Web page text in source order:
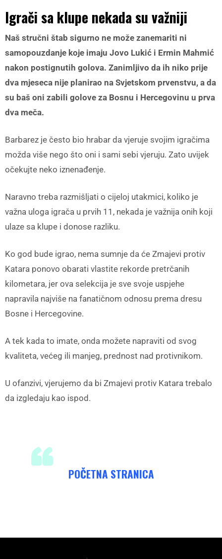
Igrači sa klupe nekada su važniji
Naš stručni štab sigurno ne može zanemariti ni
samopouzdanje koje imaju Jovo Lukić i Ermin Mahmić
nakon postignutih golova. Zanimljivo da ih niko prije
dva mjeseca nije planirao na Svjetskom prvenstvu, a da
su baš oni zabili golove za Bosnu i Hercegovinu u prva
dva meča.
Barbarez je često bio hrabar da vjeruje svojim igračima
možda više nego što oni i sami sebi vjeruju. Zato uvijek
očekujte neko iznenađenje.
Naravno treba razmišljati o cijeloj utakmici, koliko je
važna uloga igrača u prvih 11, nekada je važnija onih koji
ulaze sa klupe i donose razliku.
Ko god bude igrao, nema sumnje da će Zmajevi protiv
Katara ponovo obarati vlastite rekorde pretrčanih
kilometara, jer ova selekcija je sve svoje uspjehe
napravila najviše na fanatičnom odnosu prema dresu
Bosne i Hercegovine.
A tek kada to imate, onda možete napraviti od svog
kvaliteta, većeg ili manjeg, prednost nad protivnikom.
U ofanzivi, vjerujemo da bi Zmajevi protiv Katara trebalo
da izgledaju kao ispod.
POČETNA STRANICA